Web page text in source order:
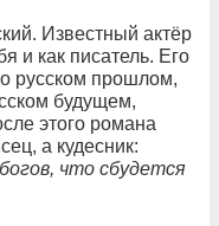
Известный актёр
и как писатель. Его
русском прошлом,
будущем,
этого романа
а кудесник:
что сбудется